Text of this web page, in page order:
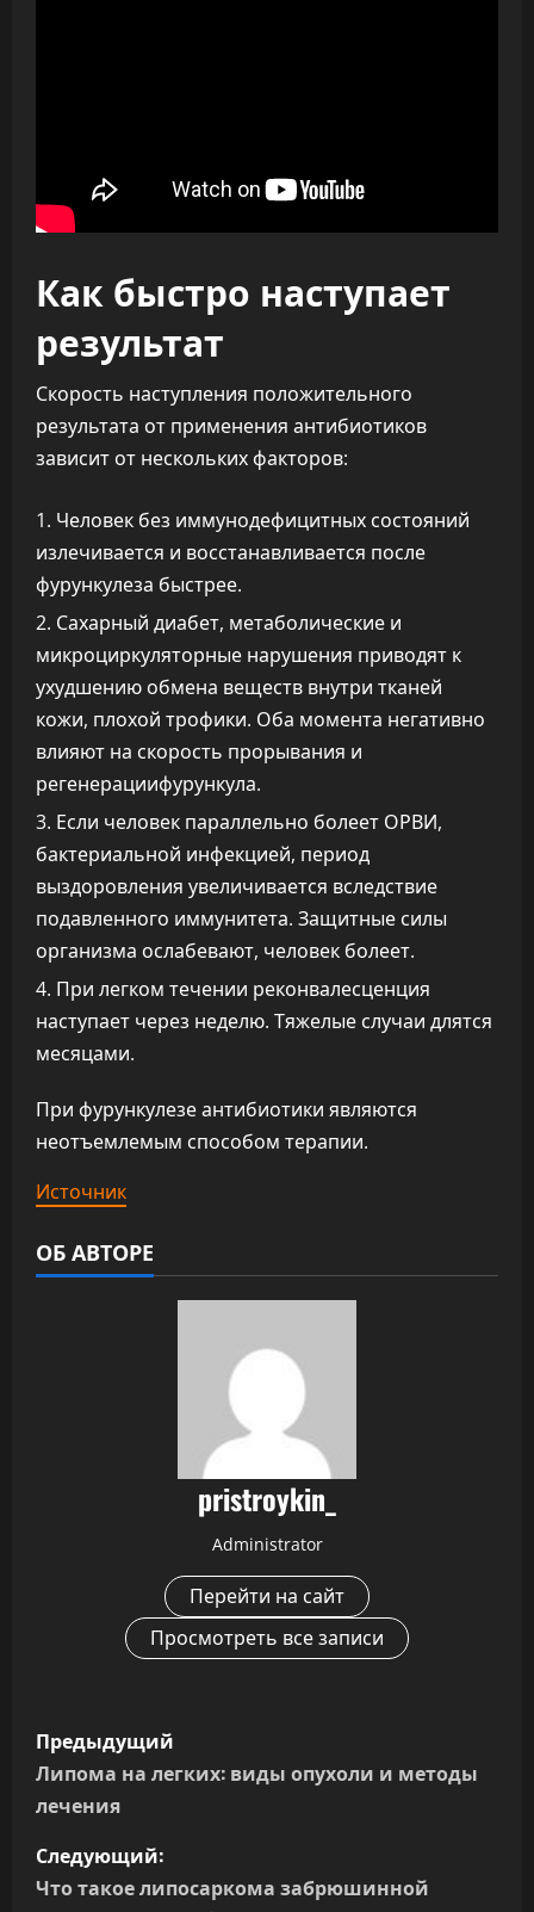
Как быстро наступает
результат
Скорость наступления положительного
результата от применения антибиотиков
зависит от нескольких факторов:
Человек без иммунодефицитных состояний
излечивается и восстанавливается после
фурункулеза быстрее.
Сахарный диабет, метаболические и
микроциркуляторные нарушения приводят к
ухудшению обмена веществ внутри тканей
кожи, плохой трофики. Оба момента негативно
влияют на скорость прорывания и
регенерациифурункула.
Если человек параллельно болеет ОРВИ,
бактериальной инфекцией, период
выздоровления увеличивается вследствие
подавленного иммунитета. Защитные силы
организма ослабевают, человек болеет.
При легком течении реконвалесценция
наступает через неделю. Тяжелые случаи длятся
месяцами.
При фурункулезе антибиотики являются
неотъемлемым способом терапии.
Источник
ОБ АВТОРЕ
pristroykin_
Administrator
Перейти на сайт
Просмотреть все записи
Н
а
в
и
Предыдущий
Липома на легких: виды опухоли и методы
лечения
Следующий:
Что такое липосаркома забрюшинной